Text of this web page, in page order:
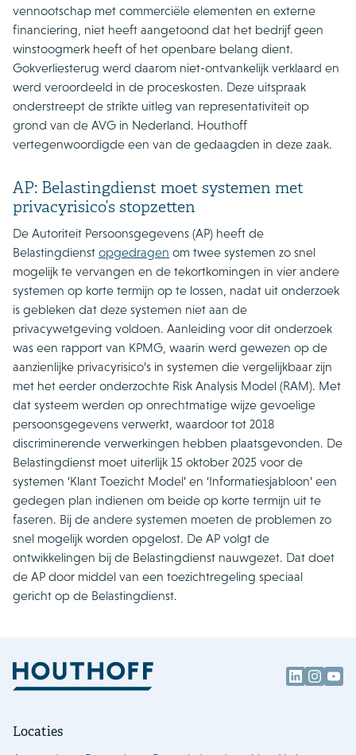
vennootschap met commerciële elementen en externe
financiering, niet heeft aangetoond dat het bedrijf geen
winstoogmerk heeft of het openbare belang dient.
Gokverliesterug werd daarom niet-ontvankelijk verklaard en
werd veroordeeld in de proceskosten. Deze uitspraak
onderstreept de strikte uitleg van representativiteit op
grond van de AVG in Nederland. Houthoff
vertegenwoordigde een van de gedaagden in deze zaak.
AP: Belastingdienst moet systemen met
privacyrisico’s stopzetten
De Autoriteit Persoonsgegevens (AP) heeft de
Belastingdienst opgedragen om twee systemen zo snel
mogelijk te vervangen en de tekortkomingen in vier andere
systemen op korte termijn op te lossen, nadat uit onderzoek
is gebleken dat deze systemen niet aan de
privacywetgeving voldoen. Aanleiding voor dit onderzoek
was een rapport van KPMG, waarin werd gewezen op de
aanzienlijke privacyrisico’s in systemen die vergelijkbaar zijn
met het eerder onderzochte Risk Analysis Model (RAM). Met
dat systeem werden op onrechtmatige wijze gevoelige
persoonsgegevens verwerkt, waardoor tot 2018
discriminerende verwerkingen hebben plaatsgevonden. De
Belastingdienst moet uiterlijk 15 oktober 2025 voor de
systemen ‘Klant Toezicht Model’ en ‘Informatiesjabloon’ een
gedegen plan indienen om beide op korte termijn uit te
faseren. Bij de andere systemen moeten de problemen zo
snel mogelijk worden opgelost. De AP volgt de
ontwikkelingen bij de Belastingdienst nauwgezet. Dat doet
de AP door middel van een toezichtregeling speciaal
gericht op de Belastingdienst.
Locaties